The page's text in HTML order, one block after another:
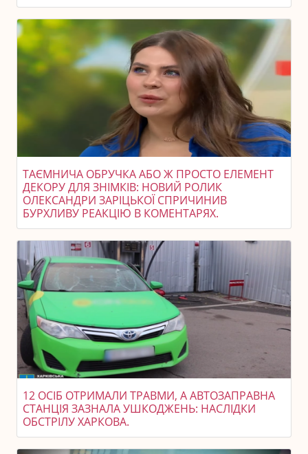
ТАЄМНИЧА ОБРУЧКА АБО Ж ПРОСТО ЕЛЕМЕНТ
ДЕКОРУ ДЛЯ ЗНІМКІВ: НОВИЙ РОЛИК
ОЛЕКСАНДРИ ЗАРІЦЬКОЇ СПРИЧИНИВ
БУРХЛИВУ РЕАКЦІЮ В КОМЕНТАРЯХ.
12 ОСІБ ОТРИМАЛИ ТРАВМИ, А АВТОЗАПРАВНА
СТАНЦІЯ ЗАЗНАЛА УШКОДЖЕНЬ: НАСЛІДКИ
ОБСТРІЛУ ХАРКОВА.